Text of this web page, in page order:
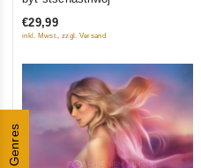
Genres
5
€29,99
inkl. Mwst., zzgl. Versand